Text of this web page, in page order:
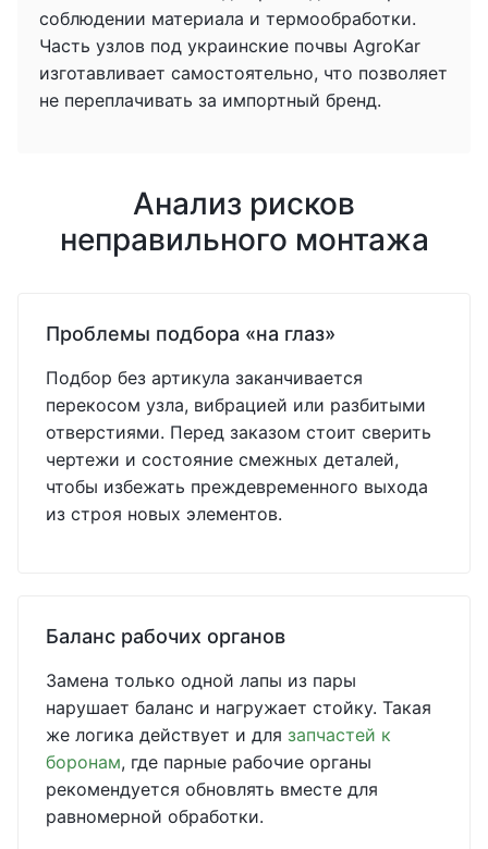
соблюдении материала и термообработки.
Часть узлов под украинские почвы AgroKar
изготавливает самостоятельно, что позволяет
не переплачивать за импортный бренд.
Анализ рисков
неправильного монтажа
Проблемы подбора «на глаз»
Подбор без артикула заканчивается
перекосом узла, вибрацией или разбитыми
отверстиями. Перед заказом стоит сверить
чертежи и состояние смежных деталей,
чтобы избежать преждевременного выхода
из строя новых элементов.
Баланс рабочих органов
Замена только одной лапы из пары
нарушает баланс и нагружает стойку. Такая
же логика действует и для запчастей к
боронам, где парные рабочие органы
рекомендуется обновлять вместе для
равномерной обработки.